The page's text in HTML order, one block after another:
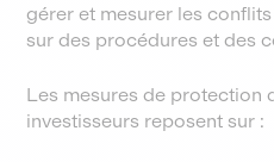
gérer et mesurer les
sur des procédures et des
Les mesures de protection
investisseurs reposent sur :